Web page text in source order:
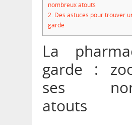
nombreux atouts
2. Des astuces pour trouver
garde
La
garde :
ses
atouts